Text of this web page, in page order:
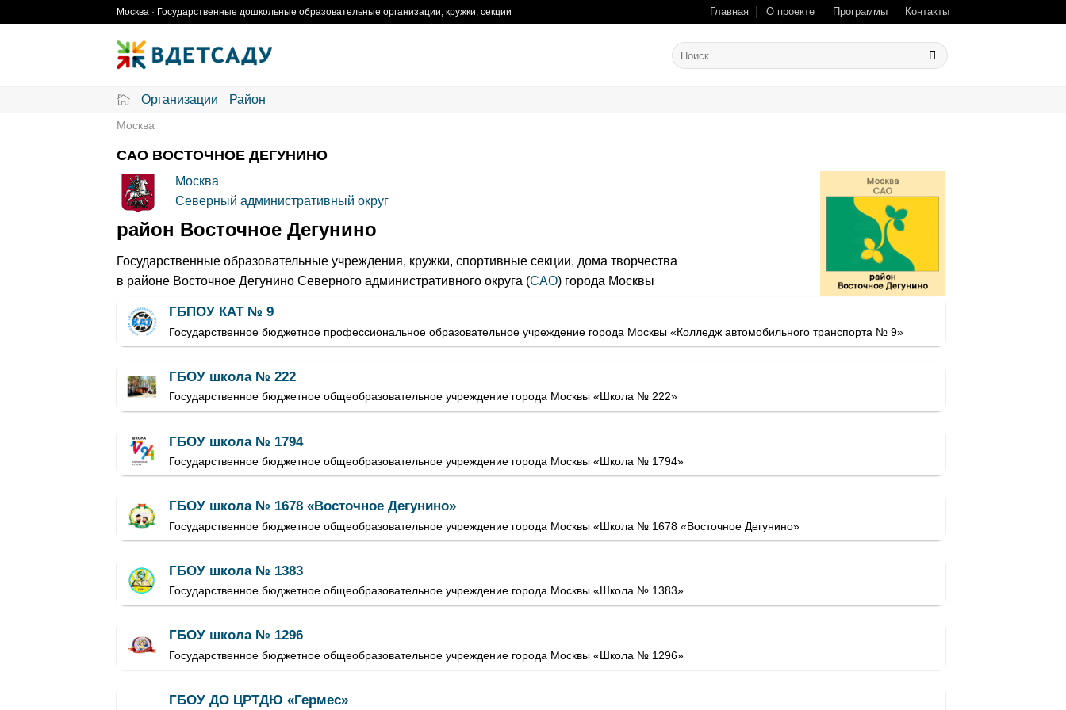
Москва · Государственные дошкольные образовательные организации, кружки, секции Главная О проекте Программы Контакты
Организации Район
Москва
САО ВОСТОЧНОЕ ДЕГУНИНО
Москва
Северный административный округ
район Восточное Дегунино
Государственные образовательные учреждения, кружки, спортивные секции, дома творчества
в районе Восточное Дегунино Северного административного округа (САО) города Москвы
ГБПОУ КАТ № 9
Государственное бюджетное профессиональное образовательное учреждение города Москвы «Колледж автомобильного транспорта № 9»
ГБОУ школа № 222
Государственное бюджетное общеобразовательное учреждение города Москвы «Школа № 222»
ГБОУ школа № 1794
Государственное бюджетное общеобразовательное учреждение города Москвы «Школа № 1794»
ГБОУ школа № 1678 «Восточное Дегунино»
Государственное бюджетное общеобразовательное учреждение города Москвы «Школа № 1678 «Восточное Дегунино»
ГБОУ школа № 1383
Государственное бюджетное общеобразовательное учреждение города Москвы «Школа № 1383»
ГБОУ школа № 1296
Государственное бюджетное общеобразовательное учреждение города Москвы «Школа № 1296»
ГБОУ ДО ЦРТДЮ «Гермес»